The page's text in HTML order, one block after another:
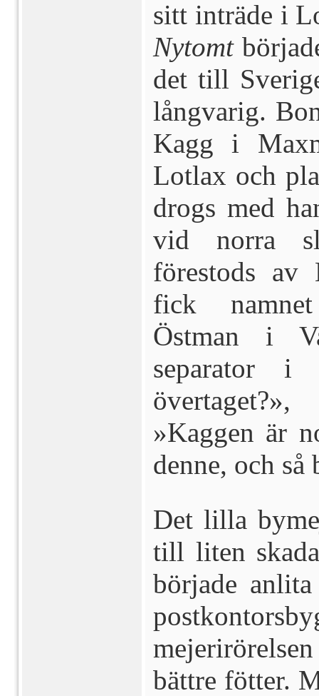
sitt inträde i
Nytomt
det till
långvarig.
Kagg i
Lotlax och
drogs med
vid norra
förestods av
fick
Östman i
separator
»Kaggen är
denne, och
Det lilla
till liten
började
bättre fötter.